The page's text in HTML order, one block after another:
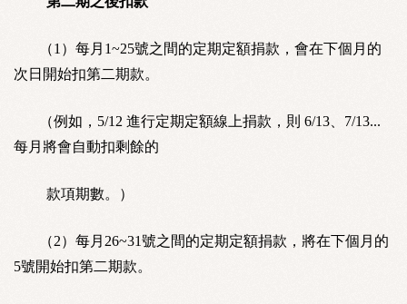
（1）每月1~25號之間的定期定額捐款，會在下個月的
次日開始扣第二期款。
（例如，5/12 進行定期定額線上捐款，則 6/13、7/13...
每月將會自動扣剩餘的
款項期數。）
（2）每月26~31號之間的定期定額捐款，將在下個月的
5號開始扣第二期款。